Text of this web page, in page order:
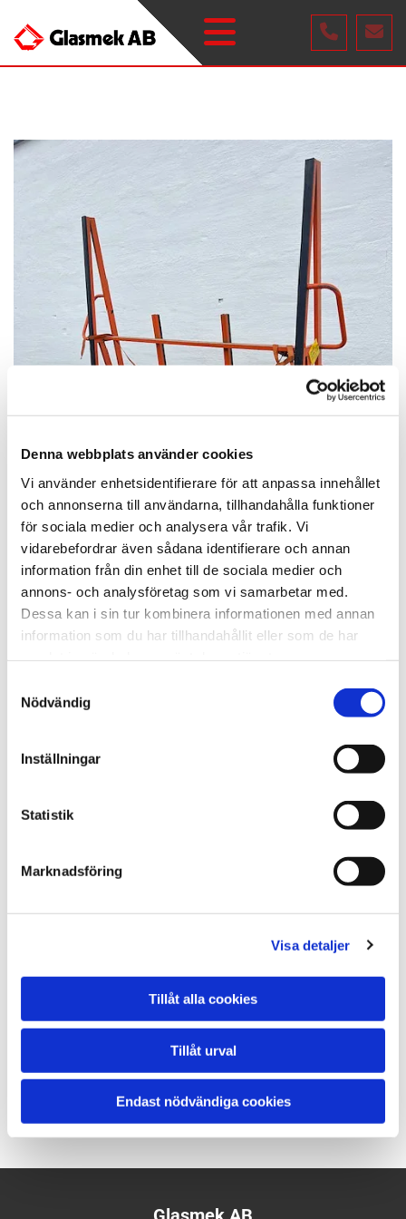
Denna webbplats använder cookies
Vi använder enhetsidentifierare för att anpassa innehållet
och annonserna till användarna, tillhandahålla funktioner
för sociala medier och analysera vår trafik. Vi
vidarebefordrar även sådana identifierare och annan
information från din enhet till de sociala medier och
annons- och analysföretag som vi samarbetar med.
Dessa kan i sin tur kombinera informationen med annan
information som du har tillhandahållit eller som de har
Nödvändig
Inställningar
Statistik
Marknadsföring
Visa detaljer
Tillåt alla cookies
Tillåt urval
Endast nödvändiga cookies
ORANGE VAGN TYP ENDCAP ENSIDIG
Längd: 1500 mm
Lasthöjd: 1450 mm